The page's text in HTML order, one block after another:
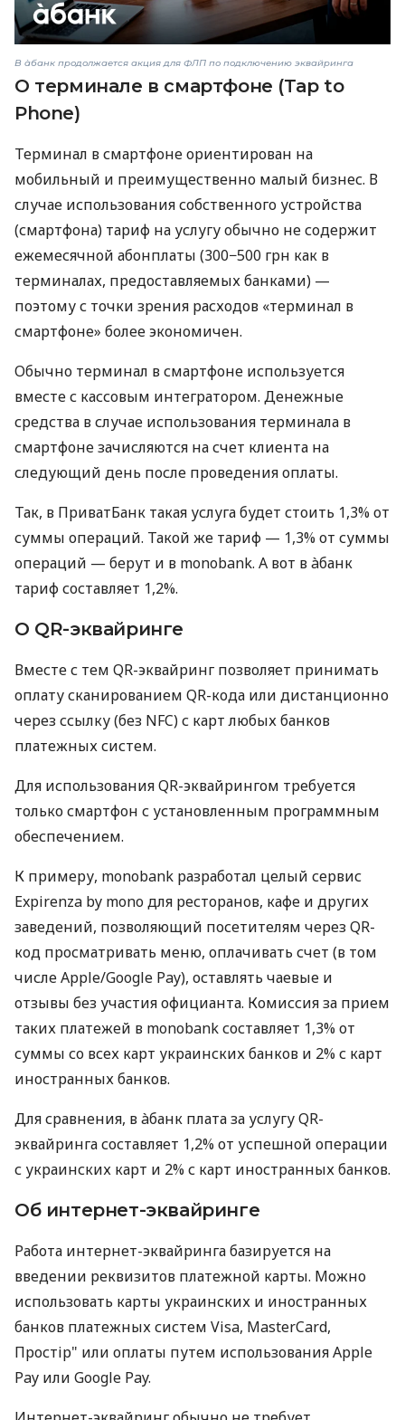
В àбанк продолжается акция для ФЛП по подключению эквайринга
О терминале в смартфоне (Tap to
Phone)
Терминал в смартфоне ориентирован на
мобильный и преимущественно малый бизнес. В
случае использования собственного устройства
(смартфона) тариф на услугу обычно не содержит
ежемесячной абонплаты (300−500 грн как в
терминалах, предоставляемых банками) —
поэтому с точки зрения расходов «терминал в
смартфоне» более экономичен.
Обычно терминал в смартфоне используется
вместе с кассовым интегратором. Денежные
средства в случае использования терминала в
смартфоне зачисляются на счет клиента на
следующий день после проведения оплаты.
Так, в ПриватБанк такая услуга будет стоить 1,3% от
суммы операций. Такой же тариф — 1,3% от суммы
операций — берут и в monobank. А вот в àбанк
тариф составляет 1,2%.
О QR-эквайринге
Вместе с тем QR-эквайринг позволяет принимать
оплату сканированием QR-кода или дистанционно
через ссылку (без NFC) с карт любых банков
платежных систем.
Для использования QR-эквайрингом требуется
только смартфон с установленным программным
обеспечением.
К примеру, monobank разработал целый сервис
Expirenza by mono для ресторанов, кафе и других
заведений, позволяющий посетителям через QR-
код просматривать меню, оплачивать счет (в том
числе Apple/Google Pay), оставлять чаевые и
отзывы без участия официанта. Комиссия за прием
таких платежей в monobank составляет 1,3% от
суммы со всех карт украинских банков и 2% с карт
иностранных банков.
Для сравнения, в àбанк плата за услугу QR-
эквайринга составляет 1,2% от успешной операции
с украинских карт и 2% с карт иностранных банков.
Об интернет-эквайринге
Работа интернет-эквайринга базируется на
введении реквизитов платежной карты. Можно
использовать карты украинских и иностранных
банков платежных систем Visa, MasterCard,
Простір" или оплаты путем использования Apple
Pay или Google Pay.